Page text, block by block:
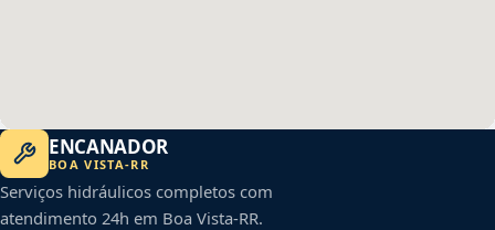
ENCANADOR
BOA VISTA-RR
Serviços hidráulicos completos com
atendimento 24h em Boa Vista-RR.